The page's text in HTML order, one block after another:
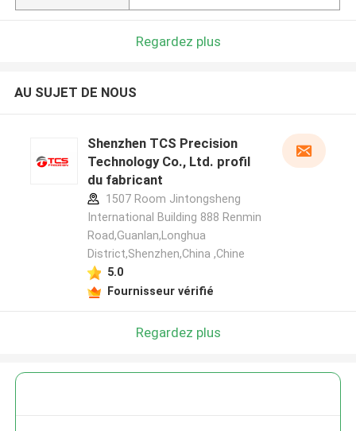
Regardez plus
AU SUJET DE NOUS
Shenzhen TCS Precision
Technology Co., Ltd. profil
du fabricant
1507 Room Jintongsheng
International Building 888 Renmin
Road,Guanlan,Longhua
District,Shenzhen,China ,Chine
5.0
Fournisseur vérifié
Regardez plus